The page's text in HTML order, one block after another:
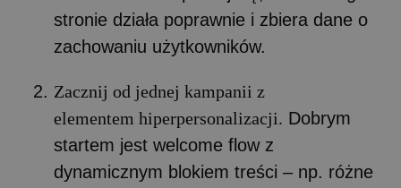
stronie działa poprawnie i zbiera dane o
zachowaniu użytkowników.
Zacznij od jednej kampanii z
elementem hiperpersonalizacji. Dobrym
startem jest welcome flow z
dynamicznym blokiem treści – np. różne